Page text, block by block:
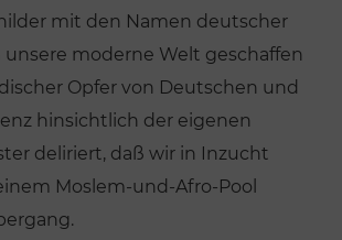
mit den Namen deutscher
moderne Welt geschaffen
Opfer von Deutschen und
hinsichtlich der eigenen
deliriert, daß wir in Inzucht
Moslem-und-Afro-Pool